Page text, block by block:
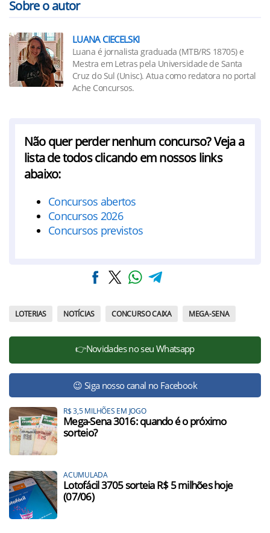
Sobre o autor
LUANA CIECELSKI
Luana é jornalista graduada (MTB/RS 18705) e
Mestra em Letras pela Universidade de Santa
Cruz do Sul (Unisc). Atua como redatora no portal
Ache Concursos.
Não quer perder nenhum concurso? Veja a
lista de todos clicando em nossos links
abaixo:
Concursos abertos
Concursos 2026
Concursos previstos
LOTERIAS NOTÍCIAS CONCURSO CAIXA MEGA-SENA
👉Novidades no seu Whatsapp
😉 Siga nosso canal no Facebook
R$ 3,5 MILHÕES EM JOGO
Mega-Sena 3016: quando é o próximo
sorteio?
ACUMULADA
Lotofácil 3705 sorteia R$ 5 milhões hoje
(07/06)